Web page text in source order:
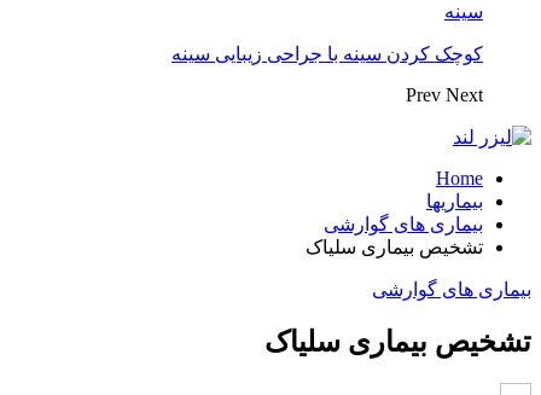
سینه
کوچک کردن سینه با جراحی زیبایی سینه
Prev Next
Home
بیماریها
بیماری های گوارشی
تشخیص بیماری سلیاک
بیماری های گوارشی
تشخیص بیماری سلیاک